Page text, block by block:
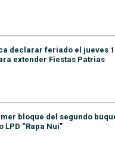
declarar feriado el jueves
extender Fiestas Patrias
bloque del segundo
“Rapa Nui”